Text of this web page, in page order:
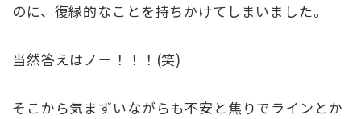
のに、復縁的なことを持ちかけてしまいました。
当然答えはノー！！！(笑)
そこから気まずいながらも不安と焦りでラインとか